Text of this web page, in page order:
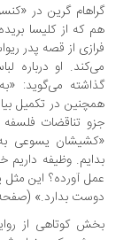
گرین در «کنسول
که از کلیسا بریده،
از قصه پدر ریواس
او درباره
می‌گوید:
در تکمیل بیان
تناقضات فلسفه غرب
یسوعی به ما
وظیفه داریم
آورده؟ این مثل یک
بدارد.» (صفحه ۳۰۳)
کوتاهی از روایت